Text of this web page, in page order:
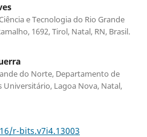
e Tecnologia do Rio Grande
1692, Tirol, Natal, RN, Brasil.
do Norte, Departamento de
Universitário, Lagoa Nova, Natal,
r-bits.v7i4.13003